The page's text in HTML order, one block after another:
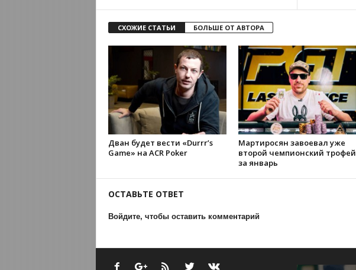
СХОЖИЕ СТАТЬИ БОЛЬШЕ ОТ АВТОРА
Дван будет вести «Durrr’s
Game» на ACR Poker
Мартиросян завоевал уже
второй чемпионский трофей
за январь
ОСТАВЬТЕ ОТВЕТ
Войдите, чтобы оставить комментарий